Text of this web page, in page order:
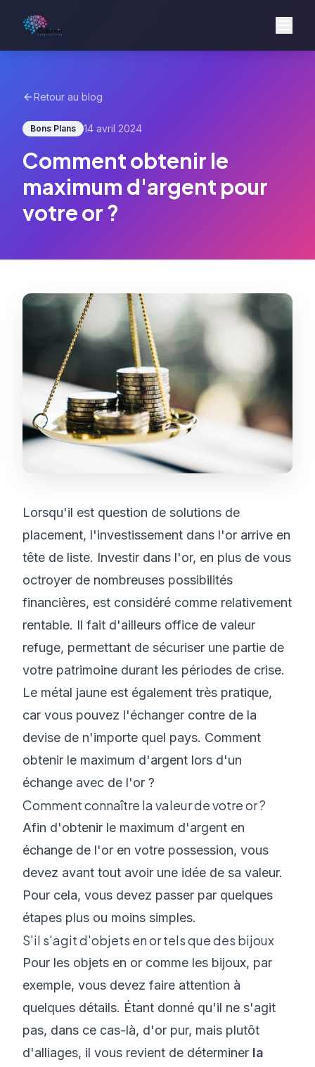
Retour au blog
Bons Plans 14 avril 2024
Comment obtenir le
maximum d'argent pour
votre or ?
Lorsqu'il est question de solutions de
placement, l'investissement dans l'or arrive en
tête de liste. Investir dans l'or, en plus de vous
octroyer de nombreuses possibilités
financières, est considéré comme relativement
rentable. Il fait d'ailleurs office de valeur
refuge, permettant de sécuriser une partie de
votre patrimoine durant les périodes de crise.
Le métal jaune est également très pratique,
car vous pouvez l'échanger contre de la
devise de n'importe quel pays. Comment
obtenir le maximum d'argent lors d'un
échange avec de l'or ?
Comment connaître la valeur de votre or ?
Afin d'obtenir le maximum d'argent en
échange de l'or en votre possession, vous
devez avant tout avoir une idée de sa valeur.
Pour cela, vous devez passer par quelques
étapes plus ou moins simples.
S'il s'agit d'objets en or tels que des bijoux
Pour les objets en or comme les bijoux, par
exemple, vous devez faire attention à
quelques détails. Étant donné qu'il ne s'agit
pas, dans ce cas-là, d'or pur, mais plutôt
d'alliages, il vous revient de déterminer la